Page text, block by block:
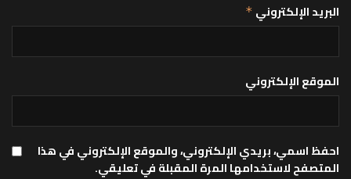
البريد الإلكتروني *
الموقع الإلكتروني
احفظ اسمي، بريدي الإلكتروني، والموقع الإلكتروني في هذا
المتصفح لاستخدامها المرة المقبلة في تعليقي.